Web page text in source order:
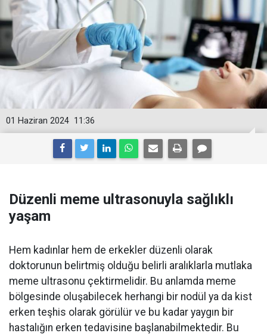
11:36
01 Haziran 2024
Düzenli meme ultrasonuyla sağlıklı
yaşam
Hem kadınlar hem de erkekler düzenli olarak
doktorunun belirtmiş olduğu belirli aralıklarla mutlaka
meme ultrasonu çektirmelidir. Bu anlamda meme
bölgesinde oluşabilecek herhangi bir nodül ya da kist
erken teşhis olarak görülür ve bu kadar yaygın bir
hastalığın erken tedavisine başlanabilmektedir. Bu